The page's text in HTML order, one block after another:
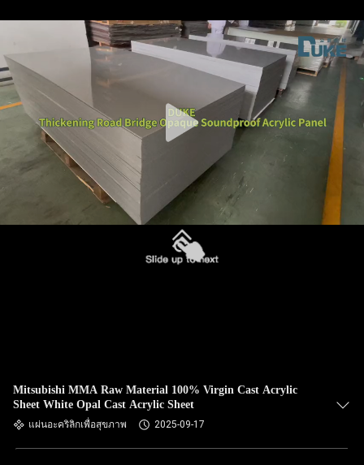
Mitsubishi MMA Raw Material 100% Virgin Cast Acrylic
Sheet White Opal Cast Acrylic Sheet
แผ่นอะคริลิกเพื่อสุขภาพ 2025-09-17